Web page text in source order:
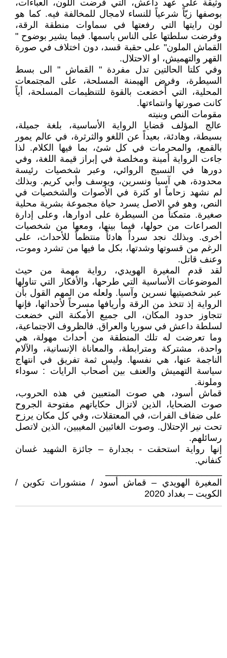
وثيقة على عهد داعش، التي فرضت اللون، العباءات،
بوصفها زيّاً شرعياً للنساء لامجال للمخالفة فيه. كما هو
لون رايتها التي رفعتها في سماوات منطقة الرقة،
وفرضت سلطتها على الناس باسمها. فيما يشير بوضوح "
القماش الملون" على حقبة قسد، دون اختلاف في صورة
القهر والتهميش، او الاحتلال.
وفي كلتا الحالتين تدل مفردة " القماش " الى بسط
السيطرة، وفرض الهيمنة المسلحة، على المجتمعات
المحلية، التي أُخضعت بالقوة للتنظيمات المسلحة، أياً
كانت صورتها وانتماءتها.
مقومات النص وبنيته
عالج المؤلف قضايا الرواية الأساسية، بلغة جميلة،
بسيطة، وهادئة، بعيداً عن اللغو والثرثرة، في عالم يمور
بالقمع، والمحرمات في كل شئ، بما فيها الكلام. لذا
جاءت الرواية أمينة ومخلصة في إبراز قيمة اللغة، وفي
دورها في النسيج الروائي، وعبر شخصيات رئيسة
محدودة، هي آسيا ونسرين، ويوسف وأبي كريم. وبذلك
لم نشهد زحاماً او كثرة في الأصوات والشخصيات في
النص، وهو في الاصل يسرد حياة مجموعة بشرية محلية
صغيرة. متمكناً من السيطرة على ادوارها، وعلى إدارة
الصراعات من حولها، فيما بينها، ومعها من شخصيات
أخرى. وبذلك نجد سرداً هادئاً منتظماً للأحداث، على
الرغم من قسوتها وشدتها، بكل ما فيها من تشرد وموت،
وعنف قاتل.
لقد قدم المغيرة الهويدي، رواية مهمة من حيث
الموضوعات الأساسية التي طرحها، والأفكار التي تناولها
عبر شخصيتيها نسرين وآسيا. ولعله من المهم القول بأن
الرواية إذ تتخذ من الرقة وأريافها مسرحاً لأحداثها، فإنها
تتجاوز حدود المكان، الى جميع الأمكنة التي خضعت
لسلطة داعش في سوريا والعراق. فالظروف الاجتماعية،
وما تعرضت له تلك المنطقة من أحداث مهولة، هي
واحدة، مشتركة ومترابطة، والمعاناة الإنسانية، والآلام
الناجمة عنها، هي نفسها. وليس ثمة تفريق في انتهاج
سياسة التهميش والعنف بين أصحاب الرايات : سوداء
وملونة.
قماش أسود، هي صوت المتعبين في هذه الحروب،
صوت الضحايا، الذين لاتزال حكاياتهم مفتوحة الجروح
على ضفاف الفرات، في المعتقلات، وفي كل مكان يرزح
تحت نير الإحتلال. وصوت الغائبين المغيبين، الذين لاتصل
رسائلهم.
إنها رواية استحقت - بجدارة – جائزة الشهيد غسان
كنفاني.
المغيرة الهويدي – قماش أسود / منشورات تكوين /
الكويت – بغداد 2020